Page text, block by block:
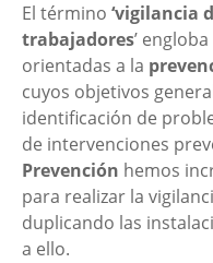
El término ‘vigilancia
trabajadores’
orientadas a la
cuyos objetivos
identificación de
de intervenciones
Prevención hemos
para realizar la
duplicando las
a ello.